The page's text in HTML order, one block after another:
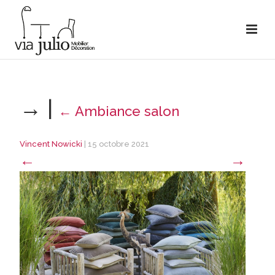
→ | ← Ambiance salon
Vincent Nowicki 15 octobre 2021
← →